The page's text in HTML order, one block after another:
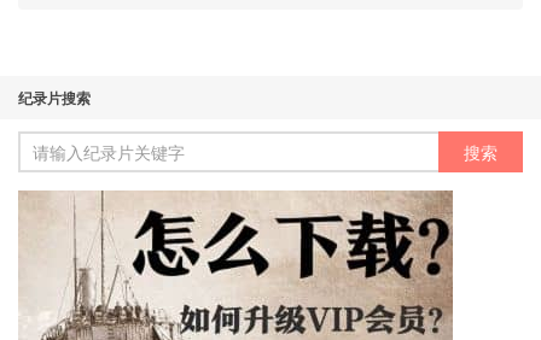
纪录片搜索